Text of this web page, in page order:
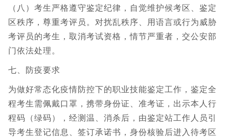
（八）考生严格遵守鉴定纪律，自觉维护候考区、鉴定
区秩序，尊重考评员。对扰乱秩序、用语言或行为威胁
考评员的考生，取消考试资格，情节严重者，交公安部
门依法处理。
七、防疫要求
为做好常态化疫情防控下的职业技能鉴定工作，鉴定全
程考生需佩戴口罩，携带身份证、准考证，出示本人行
程码（绿码），经测温、消杀后，由鉴定站工作人员引
导考生登记信息、签订承诺书，身份核验后进入待考区